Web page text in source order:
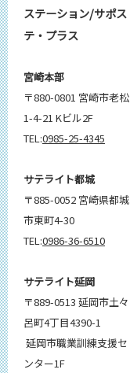
ステーション/サポス
テ・プラス
宮崎本部
〒880-0801 宮崎市老松
1-4-21 Kビル2F
TEL:0985-25-4345
サテライト都城
〒885-0052 宮崎県都城
市東町4-30
TEL:0986-36-6510
サテライト延岡
〒889-0513 延岡市土々
呂町4丁目4390-1
延岡市職業訓練支援セ
ンター1F